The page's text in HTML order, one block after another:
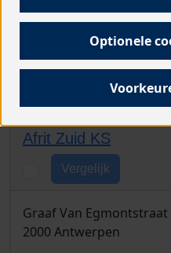
Vergelijk
Jules Baeckelmanslaan
2660 HOBOKEN
Afrit Zuid KS
Vergelijk
Graaf Van Egmontstraat
2000 Antwerpen
Optionele